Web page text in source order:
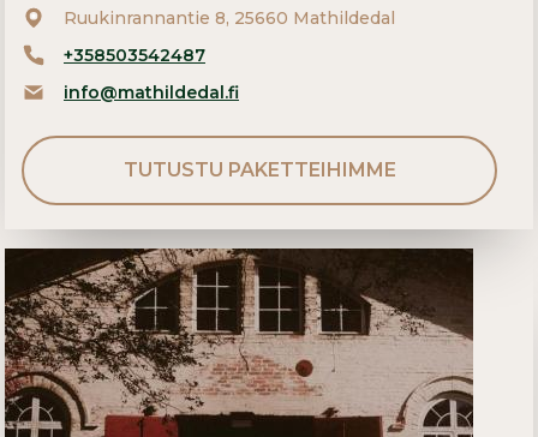
Ruukinrannantie 8, 25660 Mathildedal
+358503542487
info@mathildedal.fi
TUTUSTU PAKETTEIHIMME